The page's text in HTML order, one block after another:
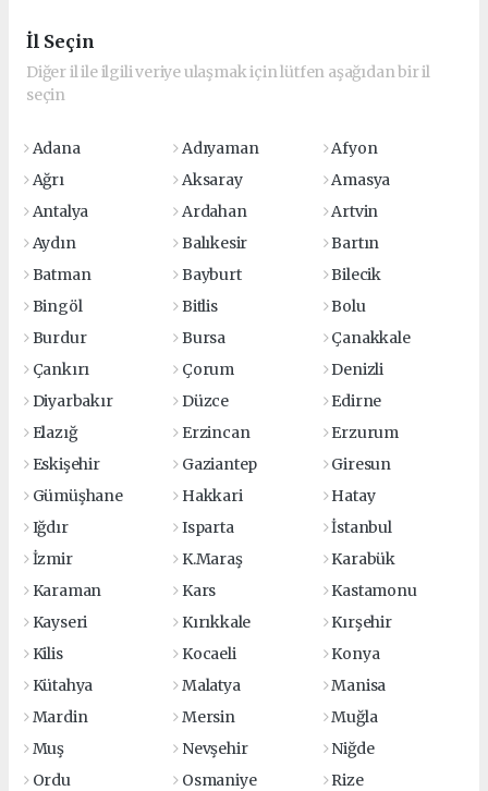
İl Seçin
Diğer il ile ilgili veriye ulaşmak için lütfen aşağıdan bir il
seçin
Adana Adıyaman
Afyon
Ağrı
Aksaray
Amasya
Antalya
Ardahan
Artvin
Aydın
Balıkesir
Bartın
Batman
Bayburt
Bilecik
Bingöl
Bitlis
Bolu
Burdur
Bursa
Çanakkale
Çankırı
Çorum
Denizli
Diyarbakır
Düzce
Edirne
Elazığ
Erzincan
Erzurum
Eskişehir
Gaziantep
Giresun
Gümüşhane
Hakkari
Hatay
Iğdır
Isparta
İstanbul
İzmir
K.Maraş
Karabük
Karaman
Kars
Kastamonu
Kayseri
Kırıkkale
Kırşehir
Kilis
Kocaeli
Konya
Kütahya
Malatya
Manisa
Mardin
Mersin
Muğla
Muş
Nevşehir
Niğde
Ordu
Osmaniye Rize